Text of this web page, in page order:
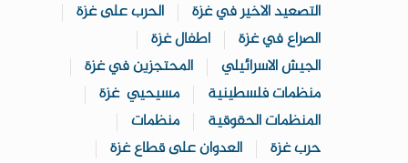
التصعيد الاخير في غزة
الحرب على غزة
الصراع في غزة
اطفال غزة
الجيش الاسرائيلي
المحتجزين في غزة
منظمات فلسطينية
مسيحيي غزة
المنظمات الحقوقية
منظمات
حرب غزة
العدوان على قطاع غزة